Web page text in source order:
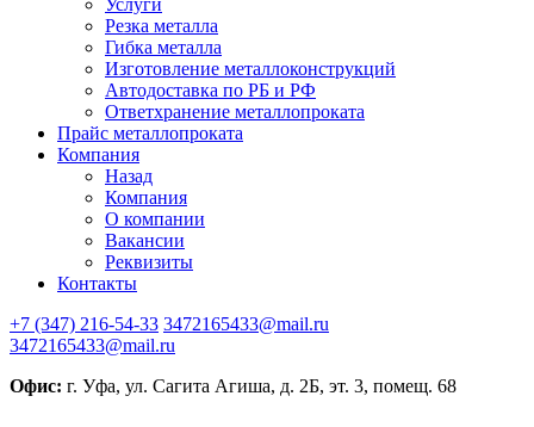
Услуги
Резка металла
Гибка металла
Изготовление металлоконструкций
Автодоставка по РБ и РФ
Ответхранение металлопроката
Прайс металлопроката
Компания
Назад
Компания
О компании
Вакансии
Реквизиты
Контакты
+7 (347) 216-54-33 3472165433@mail.ru
3472165433@mail.ru
Офис: г. Уфа, ул. Сагита Агиша, д. 2Б, эт. 3, помещ. 68